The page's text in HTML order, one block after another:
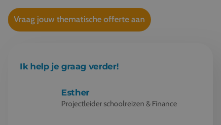
Vraag jouw thematische offerte aan
Ik help je graag verder!
Esther
Projectleider schoolreizen & Finance